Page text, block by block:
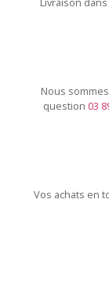
Nous
question 03
Vos achats en